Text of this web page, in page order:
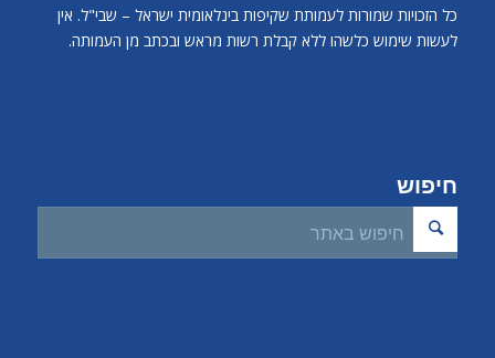
כל הזכויות שמורות לעמותת שקיפות בינלאומית ישראל – שבי"ל. אין
לעשות שימוש כלשהו ללא קבלת רשות מראש ובכתב מן העמותה.
חיפוש